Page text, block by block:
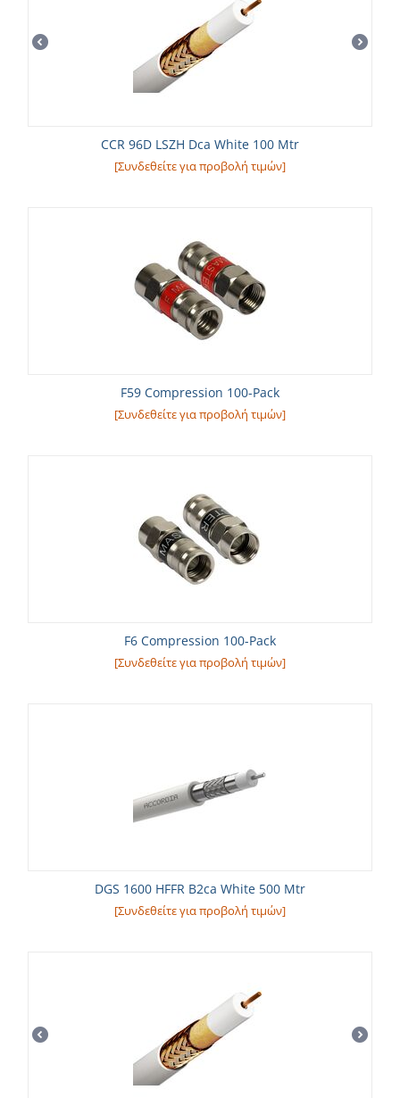
CCR 96D LSZH Dca White 100 Mtr
[Συνδεθείτε για προβολή τιμών]
F59 Compression 100-Pack
[Συνδεθείτε για προβολή τιμών]
F6 Compression 100-Pack
[Συνδεθείτε για προβολή τιμών]
DGS 1600 HFFR B2ca White 500 Mtr
[Συνδεθείτε για προβολή τιμών]